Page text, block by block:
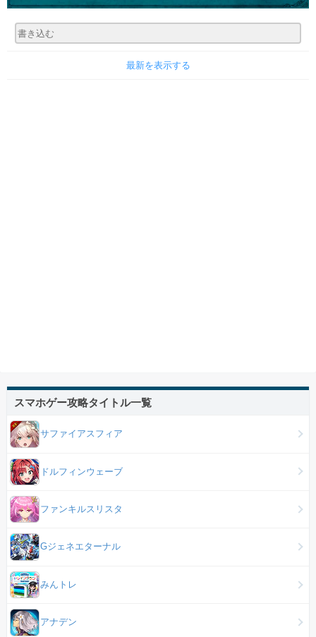
最新を表示する
スマホゲー攻略タイトル一覧
サファイアスフィア
ドルフィンウェーブ
ファンキルスリスタ
Gジェネエターナル
みんトレ
アナデン